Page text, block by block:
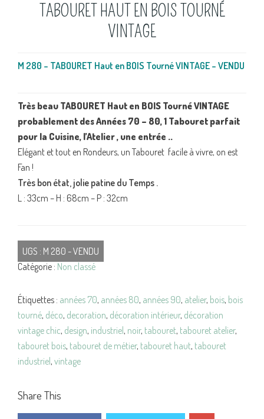
TABOURET HAUT EN BOIS TOURNÉ
VINTAGE
M 280 – TABOURET Haut en BOIS Tourné VINTAGE – VENDU
Très beau TABOURET Haut en BOIS Tourné VINTAGE
probablement des Années 70 – 80, 1 Tabouret parfait
pour la Cuisine, l’Atelier , une entrée ..
Elégant et tout en Rondeurs, un Tabouret facile à vivre, on est
Fan !
Très bon état, jolie patine du Temps .
L : 33cm – H : 68cm – P : 32cm
UGS : M 280 - VENDU
Catégorie : Non classé
Étiquettes : années 70, années 80, années 90, atelier, bois, bois
tourné, déco, decoration, décoration intérieur, décoration
vintage chic, design, industriel, noir, tabouret, tabouret atelier,
tabouret bois, tabouret de métier, tabouret haut, tabouret
industriel, vintage
Share This